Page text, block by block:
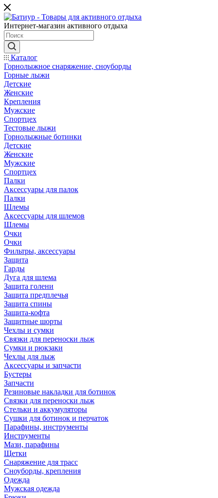
Интернет-магазин активного отдыха
Каталог
Горнолыжное снаряжение, сноуборды
Горные лыжи
Детские
Женские
Крепления
Мужские
Спортцех
Тестовые лыжи
Горнолыжные ботинки
Детские
Женские
Мужские
Спортцех
Палки
Аксессуары для палок
Палки
Шлемы
Аксессуары для шлемов
Шлемы
Очки
Очки
Фильтры, аксессуары
Защита
Гарды
Дуга для шлема
Защита голени
Защита предплечья
Защита спины
Защита-кофта
Защитные шорты
Чехлы и сумки
Связки для переноски лыж
Сумки и рюкзаки
Чехлы для лыж
Аксессуары и запчасти
Бустеры
Запчасти
Резиновые накладки для ботинок
Связки для переноски лыж
Стельки и аккумуляторы
Сушки для ботинок и перчаток
Парафины, инструменты
Инструменты
Мази, парафины
Щетки
Снаряжение для трасс
Сноуборды, крепления
Одежда
Мужская одежда